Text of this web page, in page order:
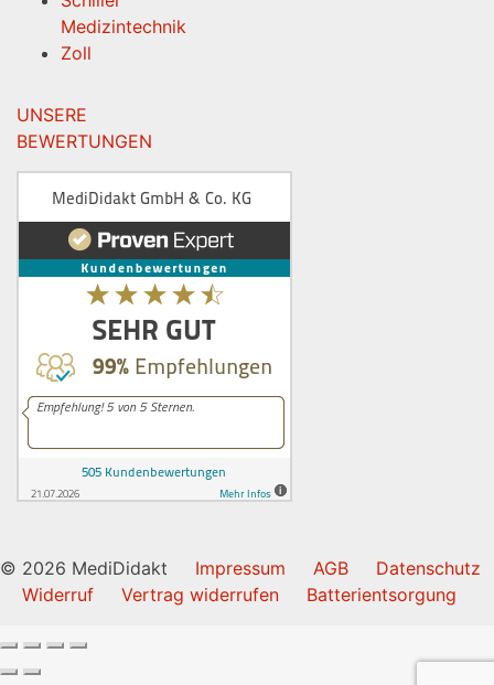
Medizintechnik
Zoll
UNSERE
BEWERTUNGEN
© 2026 MediDidakt Impressum AGB
Datenschutz
Widerruf
Vertrag widerrufen Batterientsorgung